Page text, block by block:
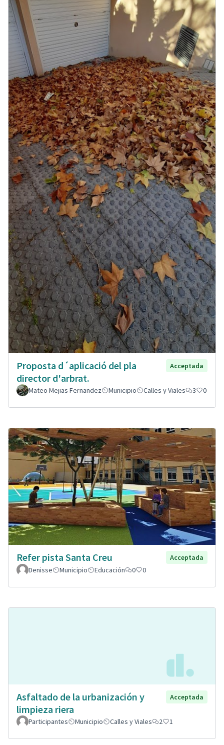
Proposta d´aplicació del pla
director d'arbrat.
Acceptada
Mateo Mejias Fernandez Municipio Calles y Viales 3 0
Refer pista Santa Creu
Acceptada
Denisse
Municipio Educación 0 0
Asfaltado de la urbanización y
limpieza riera
Acceptada
Participantes Municipio Calles y Viales 2 1